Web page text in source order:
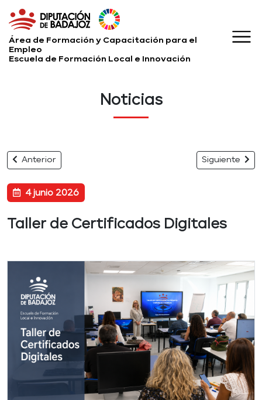
Área de Formación y Capacitación para el
Empleo
Escuela de Formación Local e Innovación
Noticias
Anterior Siguiente
4 junio 2026
Taller de Certificados Digitales